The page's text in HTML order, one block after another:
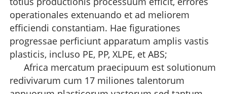
operationales extenuando et ad meliorem
efficiendi constantiam. Hae figurationes
progressae perficiunt apparatum amplis vastis
plasticis, incluso PE, PP, XLPE, et ABS;
Africa mercatum praecipuum est solutionum
redivivarum cum 17 miliones talentorum